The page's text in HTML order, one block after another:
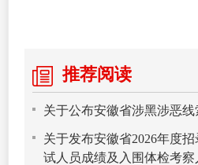
推荐阅读
关于公布安徽省涉黑涉恶
关于发布安徽省2026年度
试人员成绩及入围体检考